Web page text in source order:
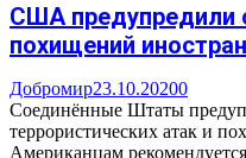
США предупредили
похищений
Добромир23.10.20200
Соединённые Штаты
террористических атак и
Американцам